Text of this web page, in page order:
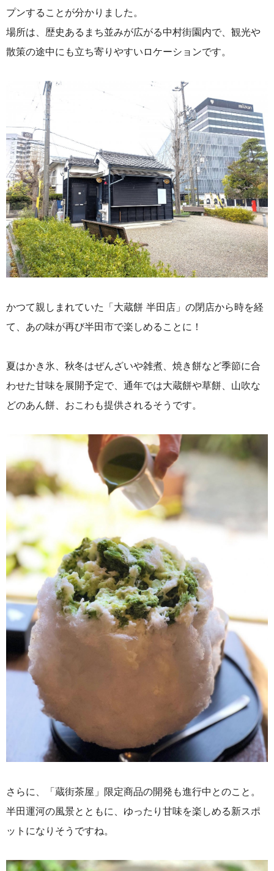
プンすることが分かりました。
場所は、歴史あるまち並みが広がる中村街園内で、観光や
散策の途中にも立ち寄りやすいロケーションです。
かつて親しまれていた「大蔵餅 半田店」の閉店から時を経
て、あの味が再び半田市で楽しめることに！
夏はかき氷、秋冬はぜんざいや雑煮、焼き餅など季節に合
わせた甘味を展開予定で、通年では大蔵餅や草餅、山吹な
どのあん餅、おこわも提供されるそうです。
さらに、「蔵街茶屋」限定商品の開発も進行中とのこと。
半田運河の風景とともに、ゆったり甘味を楽しめる新スポ
ットになりそうですね。